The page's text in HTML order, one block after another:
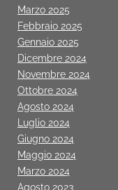
Marzo 2025
Febbraio 2025
Gennaio 2025
Dicembre 2024
Novembre 2024
Ottobre 2024
Agosto 2024
Luglio 2024
Giugno 2024
Maggio 2024
Marzo 2024
Agosto 2023